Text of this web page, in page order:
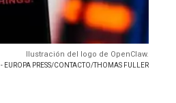
Ilustración del logo de OpenClaw.
- EUROPA PRESS/CONTACTO/THOMAS FULLER